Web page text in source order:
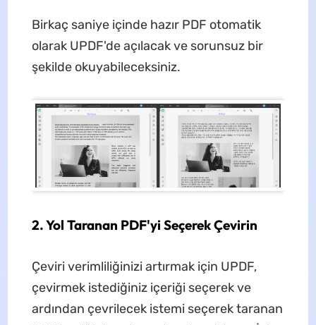
Birkaç saniye içinde hazır PDF otomatik
olarak UPDF'de açılacak ve sorunsuz bir
şekilde okuyabileceksiniz.
2. Yol Taranan PDF'yi Seçerek Çevirin
Çeviri verimliliğinizi artırmak için UPDF,
çevirmek istediğiniz içeriği seçerek ve
ardından çevrilecek istemi seçerek taranan